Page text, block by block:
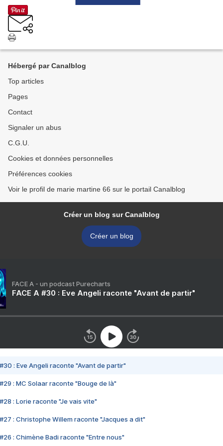
Hébergé par Canalblog
Top articles
Pages
Contact
Signaler un abus
C.G.U.
Cookies et données personnelles
Préférences cookies
Voir le profil de marie martine 66 sur le portail Canalblog
Créer un blog sur Canalblog
Créer un blog
FACE A - un podcast Purecharts
FACE A #30 : Eve Angeli raconte "Avant de partir"
#30 : Eve Angeli raconte "Avant de partir"
#29 : MC Solaar raconte "Bouge de là"
#28 : Lorie raconte "Je vais vite"
#27 : Christophe Willem raconte "Jacques a dit"
#26 : Chimène Badi raconte "Entre nous"